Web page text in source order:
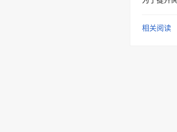
相关阅读